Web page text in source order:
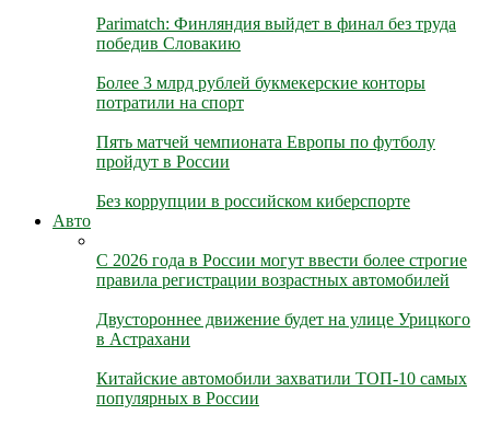
Parimatch: Финляндия выйдет в финал без труда
победив Словакию
Более 3 млрд рублей букмекерские конторы
потратили на спорт
Пять матчей чемпионата Европы по футболу
пройдут в России
Без коррупции в российском киберспорте
Авто
С 2026 года в России могут ввести более строгие
правила регистрации возрастных автомобилей
Двустороннее движение будет на улице Урицкого
в Астрахани
Китайские автомобили захватили ТОП-10 самых
популярных в России